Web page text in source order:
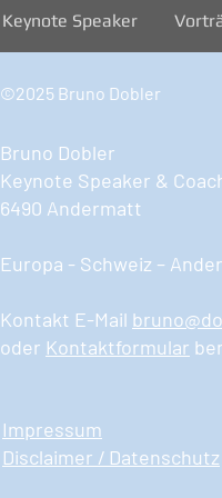
Keynote Speaker
©2025 Bruno Dobler
Bruno Dobler
Keynote Speaker &
6490 Andermatt
Europa - Schweiz –
Kontakt E-Mail
oder Kontaktformular
Impressum
Disclaimer / Datenschutz